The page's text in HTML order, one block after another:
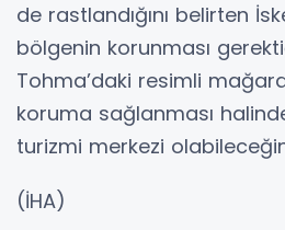
de rastlandığını belirten
bölgenin korunması
Tohma’daki resimli
koruma sağlanması
turizmi merkezi
(İHA)